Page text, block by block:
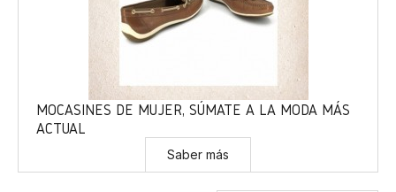
MOCASINES DE MUJER, SÚMATE A LA MODA MÁS
ACTUAL
Saber más